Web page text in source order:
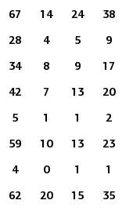
67 14 24 38
28 4 5 9
34 8 9 17
42 7 13 20
5 1 1 2
59 10 13 23
4 0 1 1
62 20 15 35